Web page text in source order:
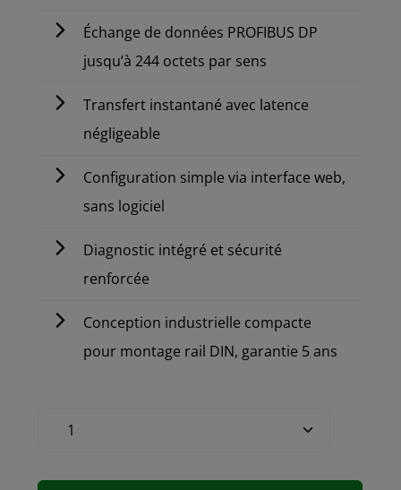
Échange de données PROFIBUS DP
jusqu’à 244 octets par sens
Transfert instantané avec latence
négligeable
Configuration simple via interface web,
sans logiciel
Diagnostic intégré et sécurité
renforcée
Conception industrielle compacte
pour montage rail DIN, garantie 5 ans